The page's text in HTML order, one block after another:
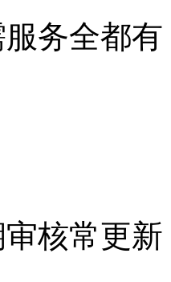
服务全都有
审核常更新